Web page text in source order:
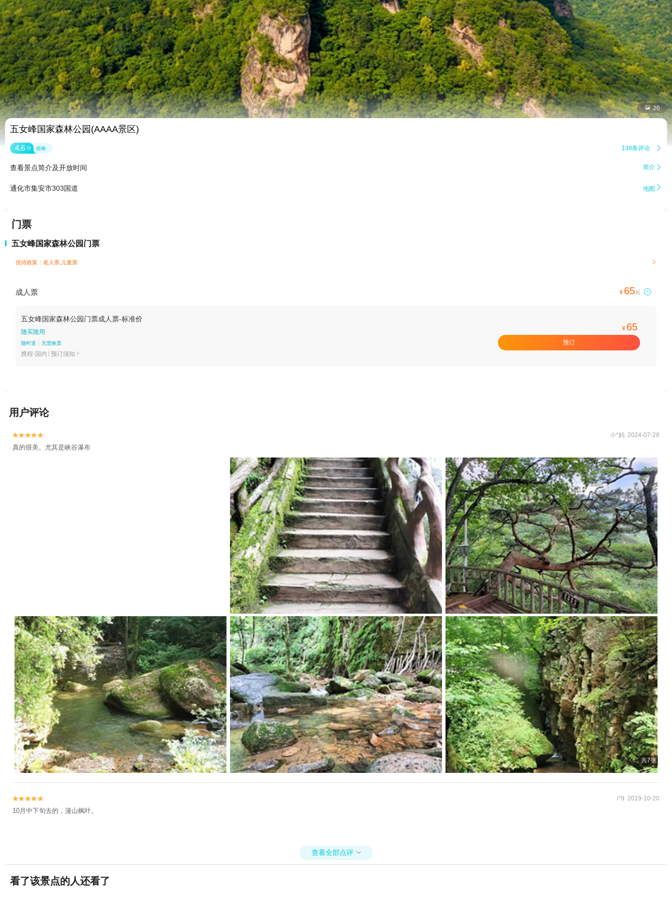
 26
五女峰国家森林公园(AAAA景区)
4.6 分 很棒 138条评论 
查看景点简介及开放时间 简介 
通化市集安市303国道 地图 
门票
五女峰国家森林公园门票
优待政策：老人票,儿童票 
成人票 ¥ 65起 
五女峰国家森林公园门票成人票-标准价
随买随用
随时退 无需换票
携程-国内 预订须知 
¥ 65
预订
用户评论

 小*妈 2024-07-28
真的很美。尤其是峡谷瀑布
共7张

 i*9 2019-10-20
10月中下旬去的，漫山枫叶。
查看全部点评 
看了该景点的人还看了